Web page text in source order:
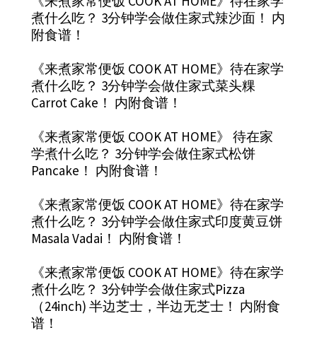
煮什么吃？ 3分钟学会做住家式辣沙面！ 内
附食谱！
《来煮家常便饭 COOK AT HOME》待在家学
煮什么吃？ 3分钟学会做住家式菜头粿
Carrot Cake！ 内附食谱！
《来煮家常便饭 COOK AT HOME》 待在家
学煮什么吃？ 3分钟学会做住家式松饼
Pancake！ 内附食谱！
《来煮家常便饭 COOK AT HOME》待在家学
煮什么吃？ 3分钟学会做住家式印度黄豆饼
Masala Vadai！ 内附食谱！
《来煮家常便饭 COOK AT HOME》待在家学
煮什么吃？ 3分钟学会做住家式Pizza
（24inch) 半边芝士，半边无芝士！ 内附食
谱！